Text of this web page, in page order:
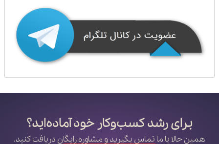
برای رشد کسب‌وکار خود آماده‌اید؟
همین حالا با ما تماس بگیرید و مشاوره رایگان دریافت کنید.